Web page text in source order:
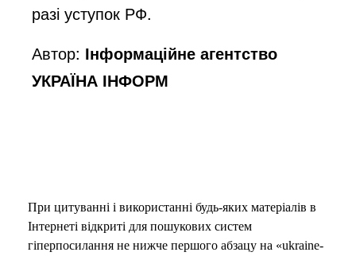
разі уступок РФ.
Автор: Інформаційне агентство
УКРАЇНА ІНФОРМ
При цитуванні і використанні будь-яких матеріалів в
Інтернеті відкриті для пошукових систем
гіперпосилання не нижче першого абзацу на «ukraine-